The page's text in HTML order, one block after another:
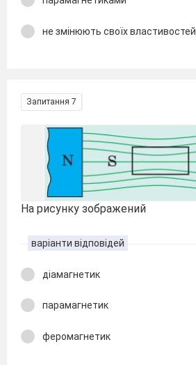
не змінюють своїх властивостей
Запитання 7
На рисунку зображений
варіанти відповідей
діамагнетик
парамагнетик
феромагнетик